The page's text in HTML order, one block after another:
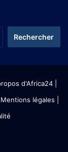
d'Africa24|
| Mentions légales